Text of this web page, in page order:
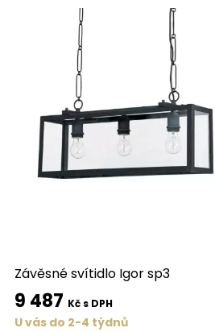
Závěsné svítidlo Igor sp3
9 487 Kč s DPH
U vás do 2-4 týdnů